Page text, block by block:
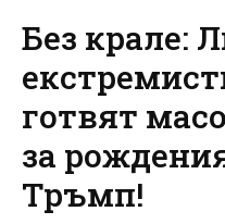
Без крале:
готвят
за
Тръмп!